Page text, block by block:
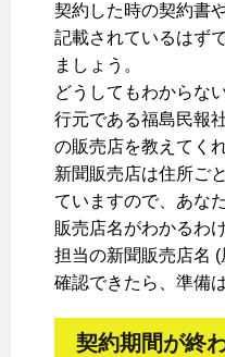
契約した時の契約書
記載されているはず
ましょう。
どうしてもわからな
行元である福島民報
の販売店を教えてく
新聞販売店は住所ご
ていますので、あな
販売店名がわかるわ
担当の新聞販売店名
確認できたら、準備
契約期間が終